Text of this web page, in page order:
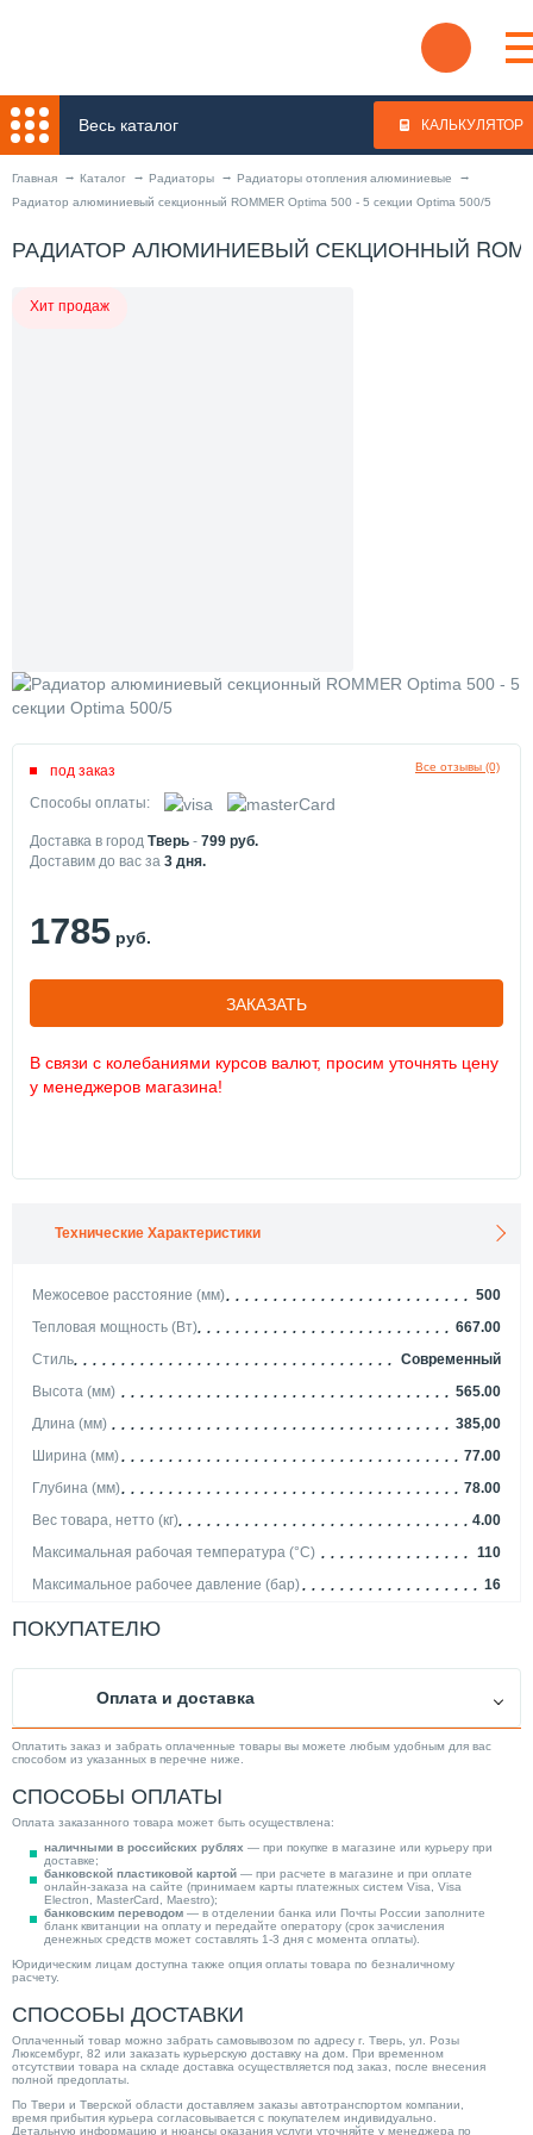
Весь каталог КАЛЬКУЛЯТОР
Главная Каталог Радиаторы
Радиаторы отопления алюминиевые
Радиатор алюминиевый секционный ROMMER Optima 500 - 5 секции Optima 500/5
РАДИАТОР АЛЮМИНИЕВЫЙ СЕКЦИОННЫЙ
Хит продаж
Все отзывы (0)
под заказ
Способы оплаты:
Доставка в город Тверь - 799 руб.
Доставим до вас за 3 дня.
1785 руб.
ЗАКАЗАТЬ
В связи с колебаниями курсов валют, просим уточнять цену
у менеджеров магазина!
Технические Характеристики
Межосевое расстояние (мм)
500
Тепловая мощность (Вт)
667.00
Стиль
Современный
Высота (мм)
565.00
Длина (мм)
385,00
Ширина (мм)
77.00
Глубина (мм)
78.00
Вес товара, нетто (кг)
4.00
Максимальная рабочая температура (°С)
110
Максимальное рабочее давление (бар)
16
Кол-во секций
4.00
Тип подключения
Страна производитель
Площадь обогрева (м²)
Категория
ПОКУПАТЕЛЮ
Оплата и доставка
Оплатить заказ и забрать оплаченные товары вы можете любым удобным для вас
способом из указанных в перечне ниже.
СПОСОБЫ ОПЛАТЫ
Оплата заказанного товара может быть осуществлена:
наличными в российских рублях — при покупке в магазине или курьеру при
доставке;
банковской пластиковой картой — при расчете в магазине и при оплате
онлайн-заказа на сайте (принимаем карты платежных систем Visa, Visa
Electron, MasterCard, Maestro);
банковским переводом — в отделении банка или Почты России заполните
бланк квитанции на оплату и передайте оператору (срок зачисления
денежных средств может составлять 1-3 дня с момента оплаты).
Юридическим лицам доступна также опция оплаты товара по безналичному
расчету.
СПОСОБЫ ДОСТАВКИ
Оплаченный товар можно забрать самовывозом по адресу г. Тверь, ул. Розы
Люксембург, 82 или заказать курьерскую доставку на дом. При временном
отсутствии товара на складе доставка осуществляется под заказ, после внесения
полной предоплаты.
По Твери и Тверской области доставляем заказы автотранспортом компании,
время прибытия курьера согласовывается с покупателем индивидуально.
Детальную информацию и нюансы оказания услуги уточняйте у менеджера по